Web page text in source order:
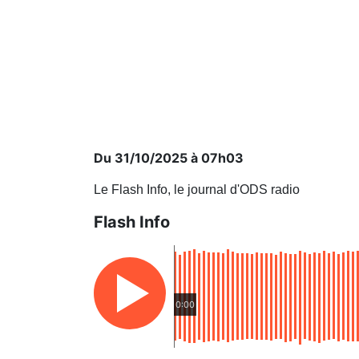
Du 31/10/2025 à 07h03
Le Flash Info, le journal d'ODS radio
Flash Info
0:00